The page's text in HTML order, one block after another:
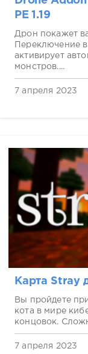
PE 1.19
Дрон покажет
Переключение
активирует
монстров....
7 апреля 2023
Карта Stray
Вы пройдете
кота в мире
концовок.
7 апреля 2023